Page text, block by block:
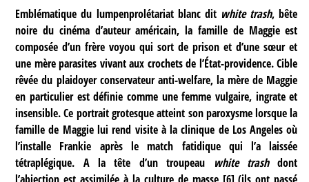
Emblématique du lumpenprolétariat blanc dit white trash, bête
noire du cinéma d’auteur américain, la famille de Maggie est
composée d’un frère voyou qui sort de prison et d’une sœur et
une mère parasites vivant aux crochets de l’État-providence. Cible
rêvée du plaidoyer conservateur anti-welfare, la mère de Maggie
en particulier est définie comme une femme vulgaire, ingrate et
insensible. Ce portrait grotesque atteint son paroxysme lorsque la
famille de Maggie lui rend visite à la clinique de Los Angeles où
l’installe Frankie après le match fatidique qui l’a laissée
tétraplégique. A la tête d’un troupeau
white trashdont